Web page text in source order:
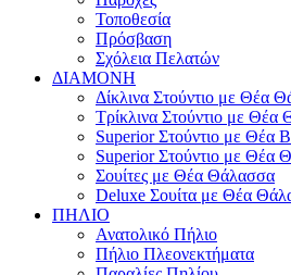
Τοποθεσία
Πρόσβαση
Σχόλεια Πελατών
ΔΙΑΜΟΝΗ
Δίκλινα Στούντιο με Θέα
Τρίκλινα Στούντιο με Θέα
Superior Στούντιο με Θέα
Superior Στούντιο με Θέα
Σουίτες με Θέα Θάλασσα
Deluxe Σουίτα με Θέα
ΠΗΛΙΟ
Ανατολικό Πήλιο
Πήλιο Πλεονεκτήματα